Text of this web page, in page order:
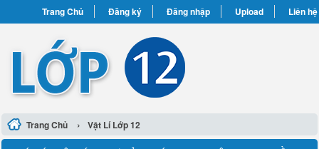
Trang Chủ Đăng ký Đăng nhập Upload Liên hệ
Trang Chủ › Vật Lí Lớp 12